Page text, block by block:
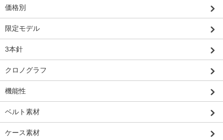
価格別
限定モデル
3本針
クロノグラフ
機能性
ベルト素材
ケース素材